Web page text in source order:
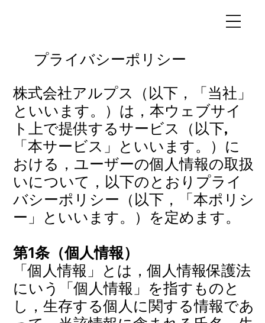
株式会社アルプス（以下，「当社」
といいます。）は，本ウェブサイ
ト上で提供するサービス（以下,
「本サービス」といいます。）に
おける，ユーザーの個人情報の取扱
いについて，以下のとおりプライ
バシーポリシー（以下，「本ポリシ
ー」といいます。）を定めます。
第1条（個人情報）
「個人情報」とは，個人情報保護法
にいう「個人情報」を指すものと
し，生存する個人に関する情報であ
プライバシーポリシー